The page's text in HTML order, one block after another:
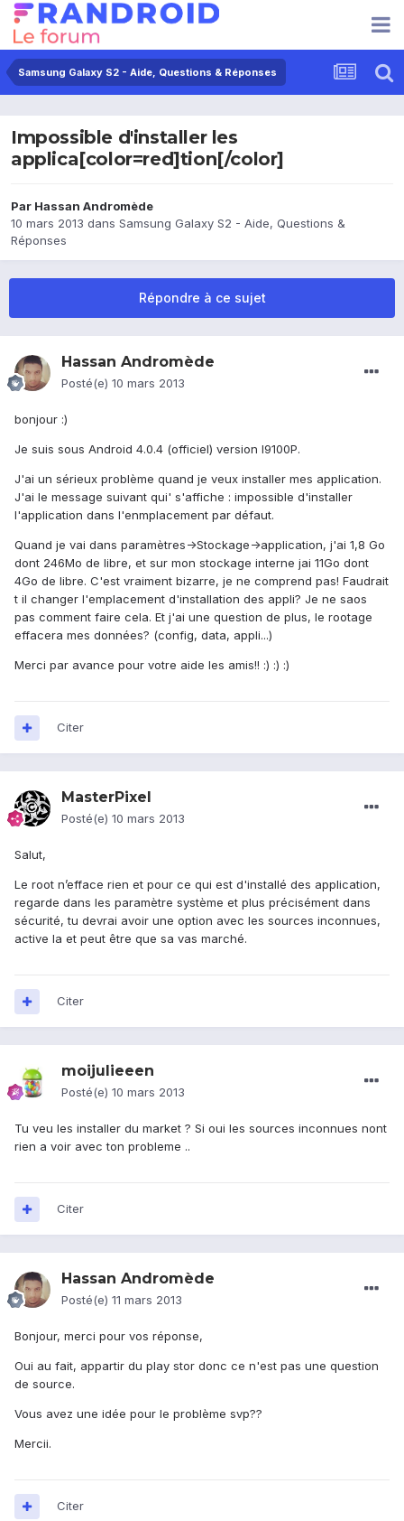
Samsung Galaxy S2 - Aide, Questions & Réponses
Impossible d'installer les
applica[color=red]tion[/color]
Par Hassan Andromède
10 mars 2013 dans Samsung Galaxy S2 - Aide, Questions &
Réponses
Répondre à ce sujet
Hassan Andromède
Posté(e) 10 mars 2013
bonjour :)
Je suis sous Android 4.0.4 (officiel) version I9100P.
J'ai un sérieux problème quand je veux installer mes application.
J'ai le message suivant qui' s'affiche : impossible d'installer
l'application dans l'enmplacement par défaut.
Quand je vai dans paramètres->Stockage->application, j'ai 1,8 Go
dont 246Mo de libre, et sur mon stockage interne jai 11Go dont
4Go de libre. C'est vraiment bizarre, je ne comprend pas! Faudrait
t il changer l'emplacement d'installation des appli? Je ne saos
pas comment faire cela. Et j'ai une question de plus, le rootage
effacera mes données? (config, data, appli...)
Merci par avance pour votre aide les amis!! :) :) :)
Citer
MasterPixel
Posté(e) 10 mars 2013
Salut,
Le root n’efface rien et pour ce qui est d'installé des application,
regarde dans les paramètre système et plus précisément dans
sécurité, tu devrai avoir une option avec les sources inconnues,
active la et peut être que sa vas marché.
Citer
moijulieeen
Posté(e) 10 mars 2013
Tu veu les installer du market ? Si oui les sources inconnues nont
rien a voir avec ton probleme ..
Citer
Hassan Andromède
Posté(e) 11 mars 2013
Bonjour, merci pour vos réponse,
Oui au fait, appartir du play stor donc ce n'est pas une question
de source.
Vous avez une idée pour le problème svp??
Mercii.
Citer